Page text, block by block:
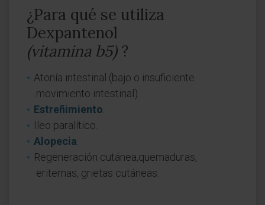
¿Para qué se utiliza
Dexpantenol
(vitamina b5) ?
Atonía intestinal (bajo o insuficiente
movimiento intestinal).
Estreñimiento
Ileo paralítico.
Alopecia
Regeneración cutánea,quemaduras,
eritemas, grietas cutáneas.